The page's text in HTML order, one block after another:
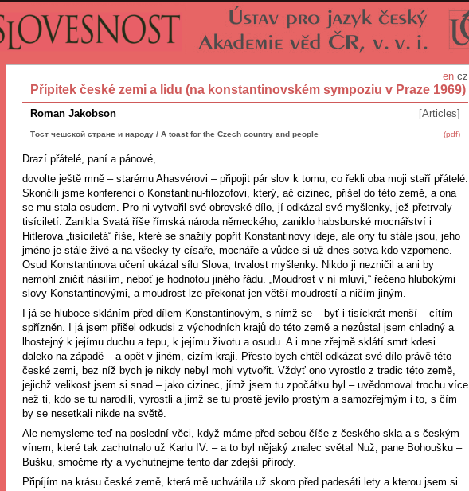
en cz
Přípitek české zemi a lidu (na konstantinovském sympoziu v Praze 1969)
Roman Jakobson [Articles]
(pdf)
Тoст чешской стране и народу / A toast for the Czech country and people
Drazí přátelé, paní a pánové,
dovolte ještě mně – starému Ahasvérovi – připojit pár slov k tomu, co řekli oba moji staří přátelé.
Skončili jsme konferenci o Konstantinu-filozofovi, který, ač cizinec, přišel do této země, a ona
se mu stala osudem. Pro ni vytvořil své obrovské dílo, jí odkázal své myšlenky, jež přetrvaly
tisíciletí. Zanikla Svatá říše římská národa německého, zaniklo habsburské mocnářství i
Hitlerova „tisíciletá“ říše, které se snažily popřít Konstantinovy ideje, ale ony tu stále jsou, jeho
jméno je stále živé a na všecky ty císaře, mocnáře a vůdce si už dnes sotva kdo vzpomene.
Osud Konstantinova učení ukázal sílu Slova, trvalost myšlenky. Nikdo ji nezničil a ani by
nemohl zničit násilím, neboť je hodnotou jiného řádu. „Moudrost v ní mluví,“ řečeno hlubokými
slovy Konstantinovými, a moudrost lze překonat jen větší moudrostí a ničím jiným.
I já se hluboce skláním před dílem Konstantinovým, s nímž se – byť i tisíckrát menší – cítím
spřízněn. I já jsem přišel odkudsi z východních krajů do této země a nezůstal jsem chladný a
lhostejný k jejímu duchu a tepu, k jejímu životu a osudu. A i mne zřejmě sklátí smrt kdesi
daleko na západě – a opět v jiném, cizím kraji. Přesto bych chtěl odkázat své dílo právě této
české zemi, bez níž bych je nikdy nebyl mohl vytvořit. Vždyť ono vyrostlo z tradic této země,
jejichž velikost jsem si snad – jako cizinec, jímž jsem tu zpočátku byl – uvědomoval trochu více
než ti, kdo se tu narodili, vyrostli a jimž se tu prostě jevilo prostým a samozřejmým i to, s čím
by se nesetkali nikde na světě.
Ale nemysleme teď na poslední věci, když máme před sebou číše z českého skla a s českým
vínem, které tak zachutnalo už Karlu IV. – a to byl nějaký znalec světa! Nuž, pane Bohoušku –
Bušku, smočme rty a vychutnejme tento dar zdejší přírody.
Připíjím na krásu české země, která mě uchvátila už skoro před padesáti lety a kterou jsem si